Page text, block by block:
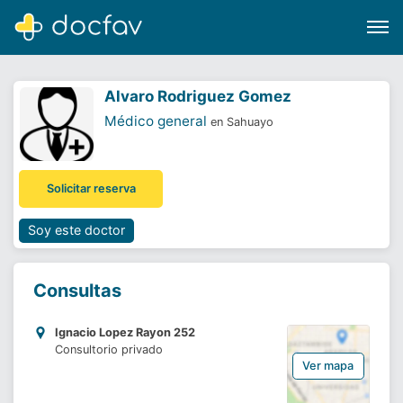
Software para clínicas
¿Eres un doctor?
Alvaro Rodriguez Gomez
Médico general en Sahuayo
Solicitar reserva
Soy este doctor
Consultas
Ignacio Lopez Rayon 252
Consultorio privado
Ver mapa